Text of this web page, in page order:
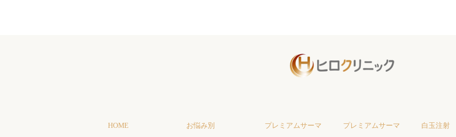
HOME お悩み別 プレミアムサーマ プレミアムサーマ 白玉注射